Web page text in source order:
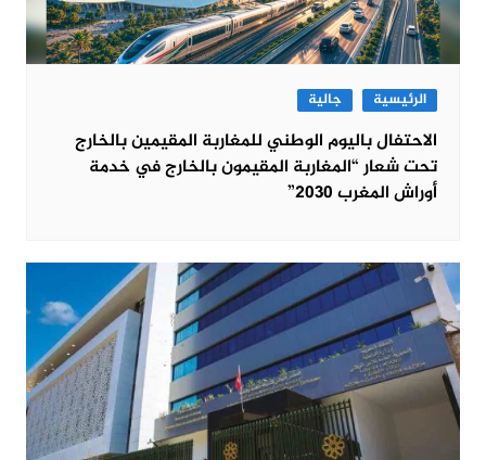
الرئيسية جالية
الاحتفال باليوم الوطني للمغاربة المقيمين بالخارج
تحت شعار “المغاربة المقيمون بالخارج في خدمة
أوراش المغرب 2030”